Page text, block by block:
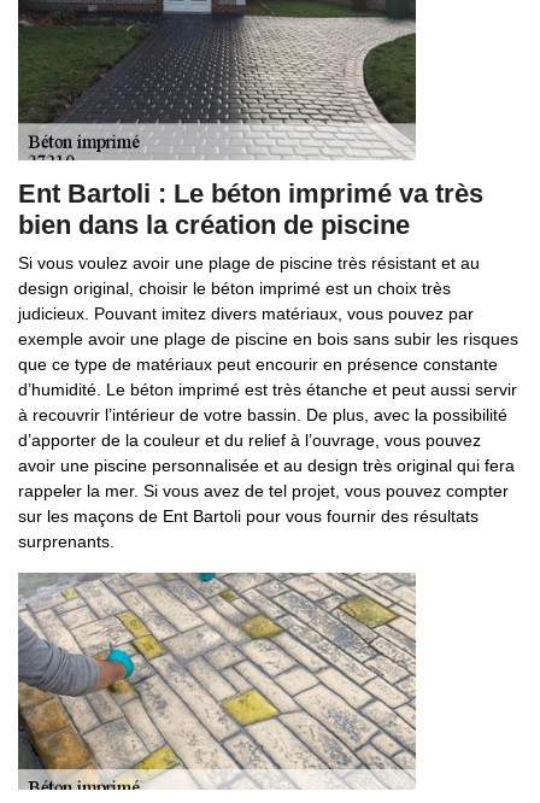
Ent Bartoli : Le béton imprimé va très
bien dans la création de piscine
Si vous voulez avoir une plage de piscine très résistant et au
design original, choisir le béton imprimé est un choix très
judicieux. Pouvant imitez divers matériaux, vous pouvez par
exemple avoir une plage de piscine en bois sans subir les risques
que ce type de matériaux peut encourir en présence constante
d’humidité. Le béton imprimé est très étanche et peut aussi servir
à recouvrir l’intérieur de votre bassin. De plus, avec la possibilité
d’apporter de la couleur et du relief à l’ouvrage, vous pouvez
avoir une piscine personnalisée et au design très original qui fera
rappeler la mer. Si vous avez de tel projet, vous pouvez compter
sur les maçons de Ent Bartoli pour vous fournir des résultats
surprenants.